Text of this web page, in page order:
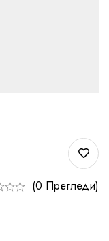
(0 Прегледи)